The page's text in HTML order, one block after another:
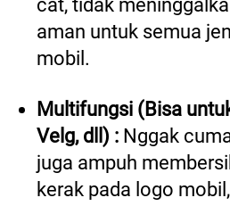
cat, tidak
aman untuk semua
mobil.
Multifungsi (Bisa
Velg, dll) : Nggak
juga ampuh
kerak pada logo